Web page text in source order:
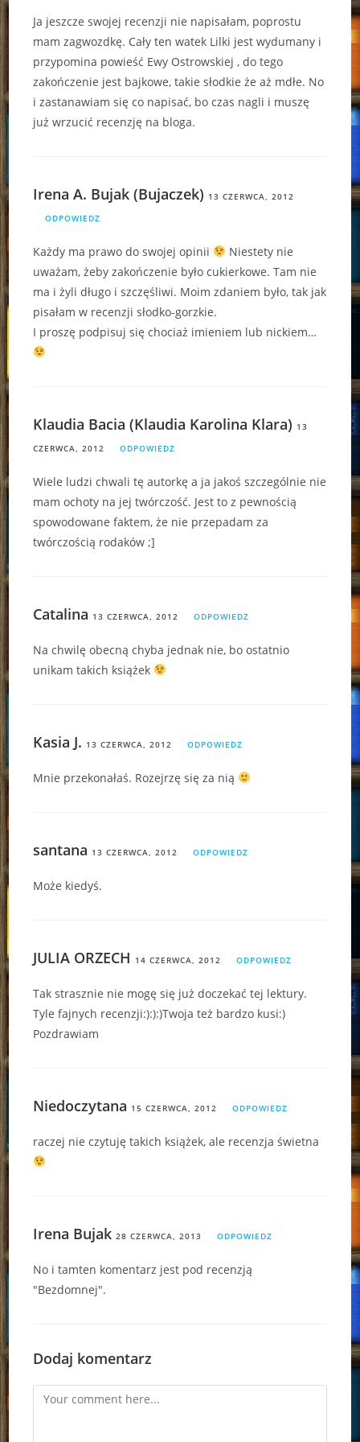
Ja jeszcze swojej recenzji nie napisałam, poprostu
mam zagwozdkę. Cały ten watek Lilki jest wydumany i
przypomina powieść Ewy Ostrowskiej , do tego
zakończenie jest bajkowe, takie słodkie że aż mdłe. No
i zastanawiam się co napisać, bo czas nagli i muszę
już wrzucić recenzję na bloga.
Irena A. Bujak (Bujaczek) 13 CZERWCA, 2012
ODPOWIEDZ
Każdy ma prawo do swojej opinii
Niestety nie
uważam, żeby zakończenie było cukierkowe. Tam nie
ma i żyli długo i szczęśliwi. Moim zdaniem było, tak jak
pisałam w recenzji słodko-gorzkie.
I proszę podpisuj się chociaż imieniem lub nickiem…
Klaudia Bacia (Klaudia Karolina Klara) 13
CZERWCA, 2012
ODPOWIEDZ
Wiele ludzi chwali tę autorkę a ja jakoś szczególnie nie
mam ochoty na jej twórczość. Jest to z pewnością
spowodowane faktem, że nie przepadam za
twórczością rodaków ;]
Catalina 13 CZERWCA, 2012 ODPOWIEDZ
Na chwilę obecną chyba jednak nie, bo ostatnio
unikam takich książek
Kasia J. 13 CZERWCA, 2012 ODPOWIEDZ
Mnie przekonałaś. Rozejrzę się za nią
santana 13 CZERWCA, 2012 ODPOWIEDZ
Może kiedyś.
JULIA ORZECH 14 CZERWCA, 2012 ODPOWIEDZ
Tak strasznie nie mogę się już doczekać tej lektury.
Tyle fajnych recenzji:):):)Twoja też bardzo kusi:)
Pozdrawiam
Niedoczytana 15 CZERWCA, 2012 ODPOWIEDZ
raczej nie czytuję takich książek, ale recenzja świetna
Irena Bujak 28 CZERWCA, 2013 ODPOWIEDZ
No i tamten komentarz jest pod recenzją
"Bezdomnej".
Dodaj komentarz
Comment